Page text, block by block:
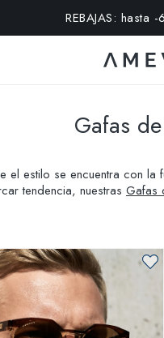
en todas las gafas con
Gafas
el estilo se encuentra con la
tendencia, nuestras Gafas